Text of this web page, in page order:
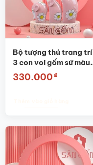
Bộ tượng thú trang trí
3 con voi gốm sứ màu
hồng SG-TT06
330.000 ₫